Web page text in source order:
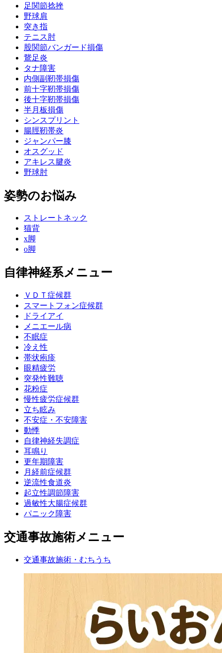
足関節捻挫
野球肩
突き指
テニス肘
股関節バンガード損傷
鵞足炎
タナ障害
内側副靭帯損傷
前十字靭帯損傷
後十字靭帯損傷
半月板損傷
シンスプリント
腸脛靭帯炎
ジャンパー膝
オスグッド
アキレス腱炎
野球肘
姿勢のお悩み
ストレートネック
猫背
x脚
o脚
自律神経系メニュー
ＶＤＴ症候群
スマートフォン症候群
ドライアイ
メニエール病
不眠症
冷え性
帯状疱疹
眼精疲労
突発性難聴
花粉症
慢性疲労症候群
立ち眩み
不安症・不安障害
動悸
自律神経失調症
耳鳴り
更年期障害
月経前症候群
逆流性食道炎
起立性調節障害
過敏性大腸症候群
パニック障害
交通事故施術メニュー
交通事故施術・むちうち